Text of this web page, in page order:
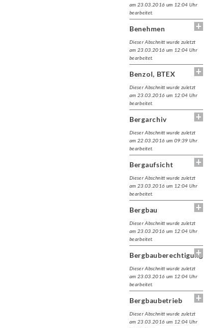
am 23.03.2016 um 12:04 Uhr
bearbeitet.
Benehmen
Dieser Abschnitt wurde zuletzt
am 23.03.2016 um 12:04 Uhr
bearbeitet.
Benzol, BTEX
Dieser Abschnitt wurde zuletzt
am 23.03.2016 um 12:04 Uhr
bearbeitet.
Bergarchiv
Dieser Abschnitt wurde zuletzt
am 22.03.2016 um 09:39 Uhr
bearbeitet.
Bergaufsicht
Dieser Abschnitt wurde zuletzt
am 23.03.2016 um 12:04 Uhr
bearbeitet.
Bergbau
Dieser Abschnitt wurde zuletzt
am 23.03.2016 um 12:04 Uhr
bearbeitet.
Bergbauberechtigung
Dieser Abschnitt wurde zuletzt
am 23.03.2016 um 12:04 Uhr
bearbeitet.
Bergbaubetrieb
Dieser Abschnitt wurde zuletzt
am 23.03.2016 um 12:04 Uhr